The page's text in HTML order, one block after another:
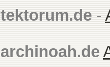
tektorum.de -
archinoah.de